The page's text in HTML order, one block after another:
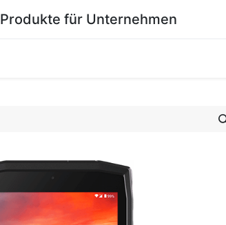
Produkte für Unternehmen